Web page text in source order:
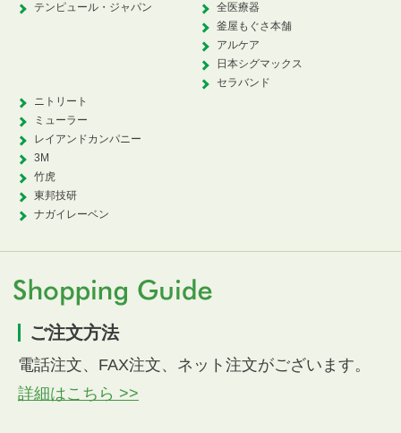
テンピュール・ジャパン
全医療器
釜屋もぐさ本舗
アルケア
日本シグマックス
セラバンド
ニトリート
ミューラー
レイアンドカンパニー
3M
竹虎
東邦技研
ナガイレーベン
ご注文方法
電話注文、FAX注文、ネット注文がございます。
詳細はこちら >>